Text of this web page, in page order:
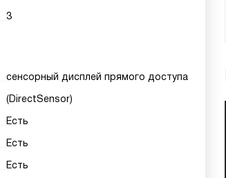
3
сенсорный дисплей прямого доступа
(DirectSensor)
Есть
Есть
Есть